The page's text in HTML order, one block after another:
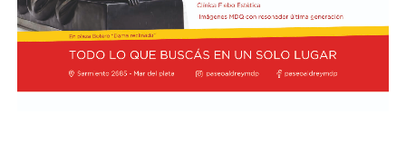
Los participantes menores de 8 años deberán asistir
acompañados por una persona adulta (menores
asistentes $12.000 y adulto acompañante $5.000). Las
entradas están disponibles en la boletería de lunes a
viernes de 14 a 19.